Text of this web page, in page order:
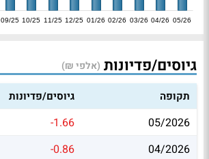
09/25 10/25 11/25 12/25 01/26 02/26 03/26 04/26 05/26
גיוסים/פדיונות (אלפי ₪)
תקופה גיוסים/פדיונות
05/2026
-1.66
04/2026
-0.86